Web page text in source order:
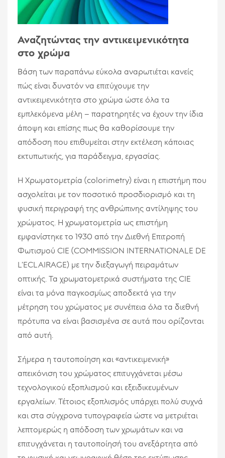
Αναζητώντας την αντικειμενικότητα
στο χρώμα
Βάση των παραπάνω εύκολα αναρωτιέται κανείς
πώς είναι δυνατόν να επιτύχουμε την
αντικειμενικότητα στο χρώμα ώστε όλα τα
εμπλεκόμενα μέλη – παρατηρητές να έχουν την ίδια
άποψη και επίσης πως θα καθορίσουμε την
απόδοση που επιθυμείται στην εκτέλεση κάποιας
εκτυπωτικής, για παράδειγμα, εργασίας.
Η Χρωματομετρία (colorimetry) είναι η επιστήμη που
ασχολείται με τον ποσοτικό προσδιορισμό και τη
φυσική περιγραφή της ανθρώπινης αντίληψης του
χρώματος. Η χρωματομετρία ως επιστήμη
εμφανίστηκε το 1930 από την Διεθνή Επιτροπή
Φωτισμού CIE (COMMISSION INTERNATIONALE DE
L’ECLAIRAGE) με την διεξαγωγή πειραμάτων
οπτικής. Τα χρωματομετρικά συστήματα της CIE
είναι τα μόνα παγκοσμίως αποδεκτά για την
μέτρηση του χρώματος με συνέπεια όλα τα διεθνή
πρότυπα να είναι βασισμένα σε αυτά που ορίζονται
από αυτή.
Σήμερα η ταυτοποίηση και «αντικειμενική»
απεικόνιση του χρώματος επιτυγχάνεται μέσω
τεχνολογικού εξοπλισμού και εξειδικευμένων
εργαλείων. Τέτοιος εξοπλισμός υπάρχει πολύ συχνά
και στα σύγχρονα τυπογραφεία ώστε να μετριέται
λεπτομερώς η απόδοση των χρωμάτων και να
επιτυγχάνεται η ταυτοποίησή του ανεξάρτητα από